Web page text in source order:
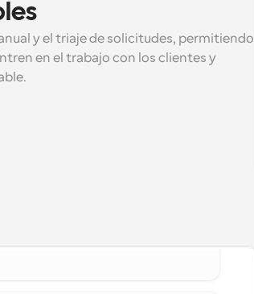
y el triaje de solicitudes, permitiendo
en el trabajo con los clientes y